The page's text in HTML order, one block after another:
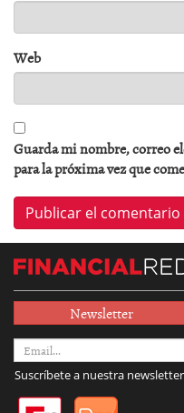
Web
Guarda mi nombre, correo
para la próxima vez que
Newsletter
Suscríbete a nuestra newsletter